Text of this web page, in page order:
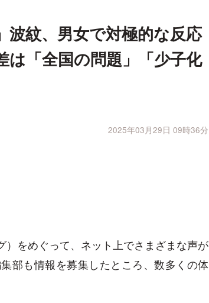
波紋、男女で対極的な反応
「全国の問題」「少子化
2025年03月29日 09時36分
）をめぐって、ネット上でさまざまな声が
部も情報を募集したところ、数多くの体